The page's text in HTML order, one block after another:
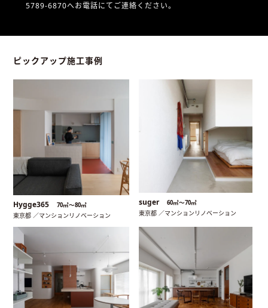
5789-6870へお電話にてご連絡ください。
ピックアップ施工事例
Hygge365 70㎡〜80㎡
東京都 ／マンションリノベーション
suger 60㎡〜70㎡
東京都 ／マンションリノベーション